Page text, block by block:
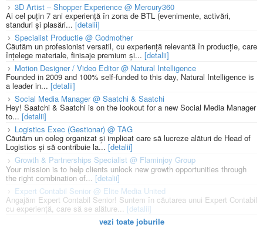
3D Artist – Shopper Experience @ Mercury360
Ai cel puțin 7 ani experiență în zona de BTL (evenimente, activări,
standuri și plasări...[detalii]
Specialist Productie @ Godmother
Căutăm un profesionist versatil, cu experiență relevantă în producție, care
înțelege materiale, finisaje premium și... [detalii]
Motion Designer / Video Editor @ Natural Intelligence
Founded in 2009 and 100% self-funded to this day, Natural Intelligence is
a leader in... [detalii]
Social Media Manager @ Saatchi & Saatchi
Hey! Saatchi & Saatchi is on the lookout for a new Social Media Manager
to... [detalii]
Logistics Exec (Gestionar) @ TAG
Căutăm un coleg organizat și implicat care să lucreze alături de Head of
Logistics și să contribuie la... [detalii]
Growth & Partnerships Specialist @ Flaminjoy Group
Your mission is to help clients unlock new growth opportunities through
the right combination of... [detalii]
Expert Contabil Senior @ Elite Media United
Angajăm Expert Contabil Senior! Suntem în căutarea unui Expert Contabil
cu experiență, care să se alăture... [detalii]
vezi toate joburile